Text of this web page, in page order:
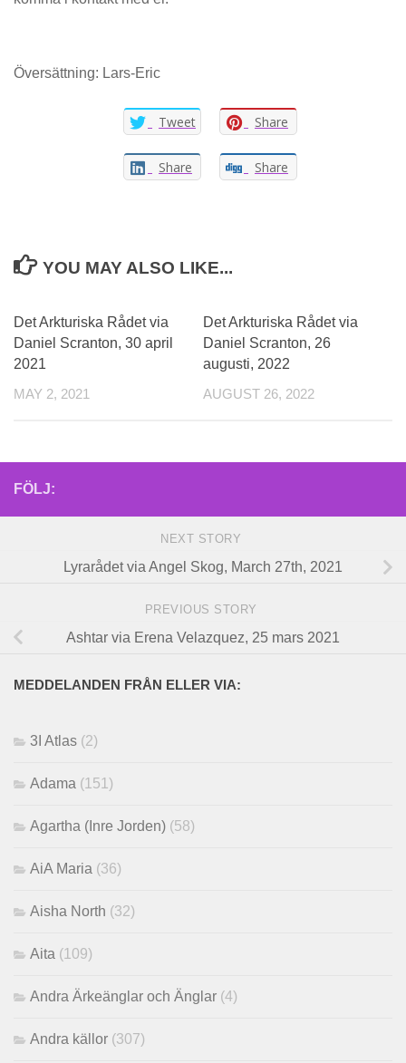
Översättning: Lars-Eric
Tweet Share
Share Share
YOU MAY ALSO LIKE...
Det Arkturiska Rådet via
Daniel Scranton, 30 april
2021
MAY 2, 2021
Det Arkturiska Rådet via
Daniel Scranton, 26
augusti, 2022
AUGUST 26, 2022
FÖLJ:
NEXT STORY
Lyrarådet via Angel Skog, March 27th, 2021
PREVIOUS STORY
Ashtar via Erena Velazquez, 25 mars 2021
MEDDELANDEN FRÅN ELLER VIA:
3I Atlas (2)
Adama (151)
Agartha (Inre Jorden) (58)
AiA Maria (36)
Aisha North (32)
Aita (109)
Andra Ärkeänglar och Änglar (4)
Andra källor (307)